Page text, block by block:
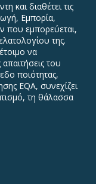
και διαθέτει τις
Εμπορία,
που εμπορεύεται,
της.
να
του
ποιότητας,
EQA, συνεχίζει
τη θάλασσα